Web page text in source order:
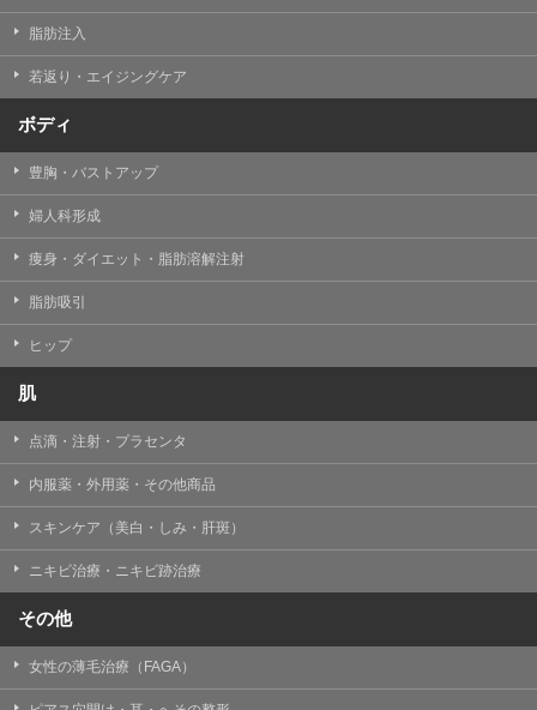
・Cookie等の技術を用いたアクセス履歴、閲覧記録等に
関する情報の収集、分析
・閲覧記録等から趣味・嗜好を分析した情報を使用して
の広告に利用するため
め
・患者様のサービス利用状況の分析及び症例研究のため
・広告、宣伝、マーケティングのため
【個人情報の管理体制について】
TCBグループは、取り扱う個人情報を、厳正な管理の下
に蓄積・保管し、当該個人情報への不正アクセス・紛
失・破壊・改ざんおよび漏洩等を防止するため、必要か
【個人情報の共同利用について】
TCBグループは、【利用目的】達成に必要な範囲で、取
得情報を共同して利用することがあります。
なお、共同利用にあたっては、一般社団法人メディカル
アライアンスが個人情報の管理について責任を有しま
一般社団法人メディカルアライアンス
代表電話番号03-6459-0169
①共同して利用される情報
脂肪注入
若返り・エイジングケア
ボディ
豊胸・バストアップ
婦人科形成
痩身・ダイエット・脂肪溶解注射
脂肪吸引
ヒップ
肌
点滴・注射・プラセンタ
内服薬・外用薬・その他商品
スキンケア（美白・しみ・肝斑）
ニキビ治療・ニキビ跡治療
その他
女性の薄毛治療（FAGA）